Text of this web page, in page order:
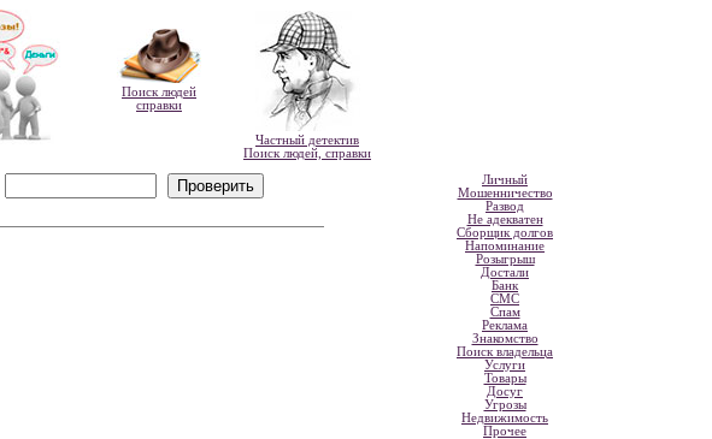
Поиск людей
справки
Частный детектив
Поиск людей, справки
Личный
Мошенничество
Развод
Не адекватен
Сборщик долгов
Напоминание
Розыгрыш
Достали
Банк
СМС
Спам
Реклама
Знакомство
Поиск владельца
Услуги
Товары
Досуг
Угрозы
Недвижимость
Прочее